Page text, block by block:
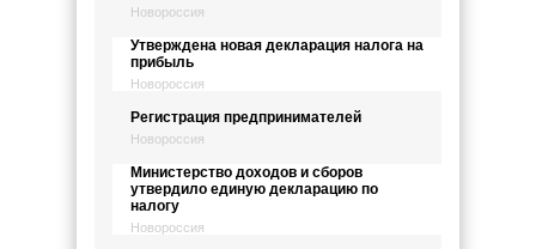
Новороссия
Утверждена новая декларация налога на
прибыль
Новороссия
Регистрация предпринимателей
Новороссия
Министерство доходов и сборов
утвердило единую декларацию по
налогу
Новороссия